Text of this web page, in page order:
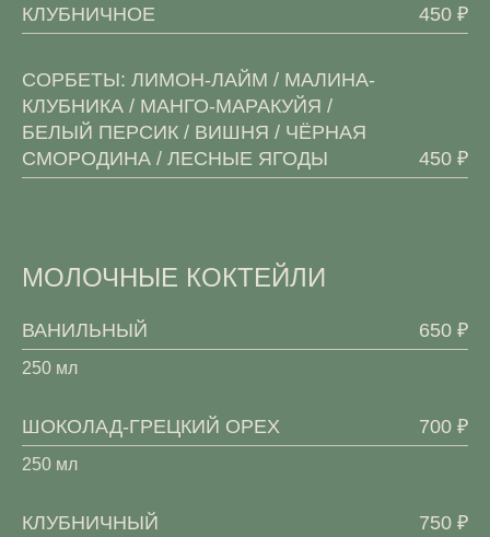
КЛУБНИЧНОЕ
450 ₽
СОРБЕТЫ: ЛИМОН-ЛАЙМ / МАЛИНА-
КЛУБНИКА / МАНГО-МАРАКУЙЯ /
БЕЛЫЙ ПЕРСИК / ВИШНЯ / ЧЁРНАЯ
СМОРОДИНА / ЛЕСНЫЕ ЯГОДЫ
450 ₽
МОЛОЧНЫЕ КОКТЕЙЛИ
ВАНИЛЬНЫЙ 650 ₽
250 мл
ШОКОЛАД-ГРЕЦКИЙ ОРЕХ 700 ₽
250 мл
КЛУБНИЧНЫЙ 750 ₽